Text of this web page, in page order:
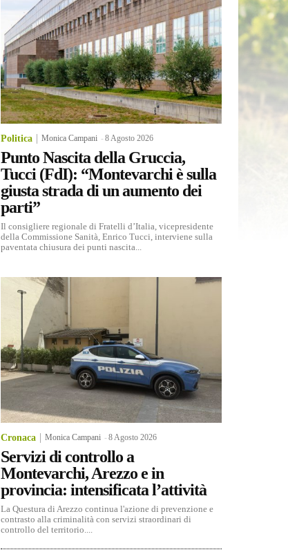
Politica Monica Campani -8 Agosto 2026
Punto Nascita della Gruccia,
Tucci (FdI): “Montevarchi è sulla
giusta strada di un aumento dei
parti”
Il consigliere regionale di Fratelli d’Italia, vicepresidente
della Commissione Sanità, Enrico Tucci, interviene sulla
paventata chiusura dei punti nascita...
Cronaca Monica Campani -8 Agosto 2026
Servizi di controllo a
Montevarchi, Arezzo e in
provincia: intensificata l’attività
La Questura di Arezzo continua l'azione di prevenzione e
contrasto alla criminalità con servizi straordinari di
controllo del territorio....